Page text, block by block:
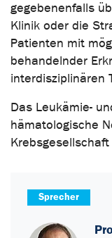
gegebenenfalls
Klinik oder die
Patienten mit
behandelnder
interdisziplinären
Das Leukämie-
hämatologische
Sprecher